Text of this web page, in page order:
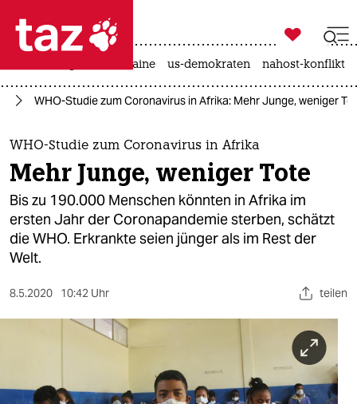
 taz zahl ich
taz zahl ich
themen
politik
öko
gesellschaft
kultur
sport
nord

taz zahl ich
krieg in der ukraine us-demokraten nahost-konflikt
WHO-Studie zum Coronavirus in Afrika: Mehr Junge, weniger
WHO-Studie zum Coronavirus in Afrika
Mehr Junge, weniger Tote
Bis zu 190.000 Menschen könnten in Afrika im
ersten Jahr der Coronapandemie sterben, schätzt
die WHO. Erkrankte seien jünger als im Rest der
Welt.
8.5.2020 10:42 Uhr teilen